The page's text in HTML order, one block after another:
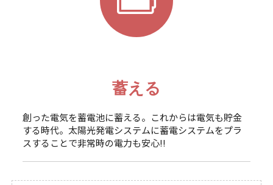
蓄える
創った電気を蓄電池に蓄える。これからは電気も貯金
する時代。太陽光発電システムに蓄電システムをプラ
スすることで非常時の電力も安心!!